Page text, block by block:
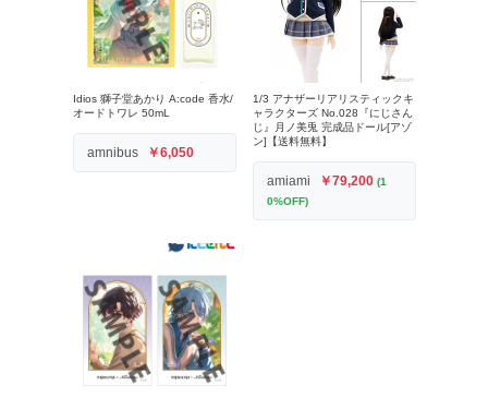
Idios 獅子堂あかり A:code 香水/
オードトワレ 50mL
amnibus ￥6,050
1/3 アナザーリアリスティックキ
ャラクターズ No.028『にじさん
じ』月ノ美兎 完成品ドール[アゾ
ン]【送料無料】
amiami ￥79,200 (1
0%OFF)